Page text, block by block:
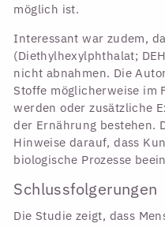
möglich ist.
Interessant war zudem,
(Diethylhexylphthalat;
nicht abnahmen. Die
Stoffe möglicherweise im
werden oder zusätzliche
der Ernährung bestehen.
Hinweise darauf, dass
biologische Prozesse
Schlussfolgerungen
Die Studie zeigt, dass